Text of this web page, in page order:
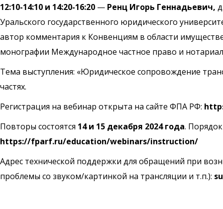
12:10-14:10 и 14:20-16:20 — Ренц Игорь Геннадьевич,
Уральского государственного юридического
автор комментария к Конвенциям в области
монографии Международное частное право и
Тема выступления: «Юридическое сопровождение
частях.
Регистрация на вебинар открыта на сайте ФПА РФ:
Повторы состоятся 14 и 15 декабря 2024 года.
https://fparf.ru/education/webinars/instruction/
Адрес технической поддержки для обращений при
проблемы со звуком/картинкой на трансляции и т.п.):